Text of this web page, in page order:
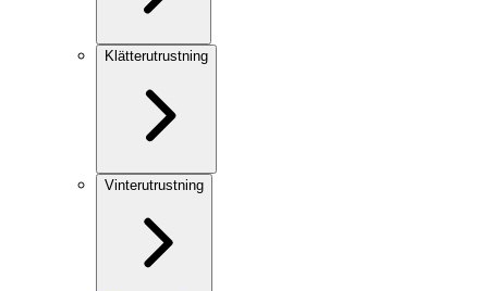
Klätterutrustning
Vinterutrustning